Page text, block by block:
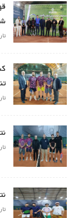
تاریخ
تاریخ
تاریخ
تاریخ